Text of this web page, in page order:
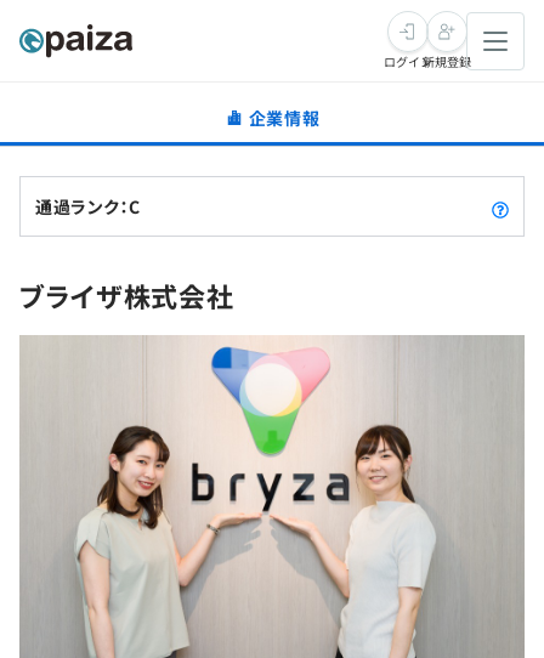
転職成功ガイド
インタビュー
新卒就活
求人検索
新卒エージェント
イベント・セミナー
インタビュー
学習
ナレッジ
リファレンス
評価結果一覧
再チャレンジ結果一覧
Tech Team Journal
paiza times
paizaとは？
ログイン新規登録
企業情報
通過ランク：C
ブライザ株式会社